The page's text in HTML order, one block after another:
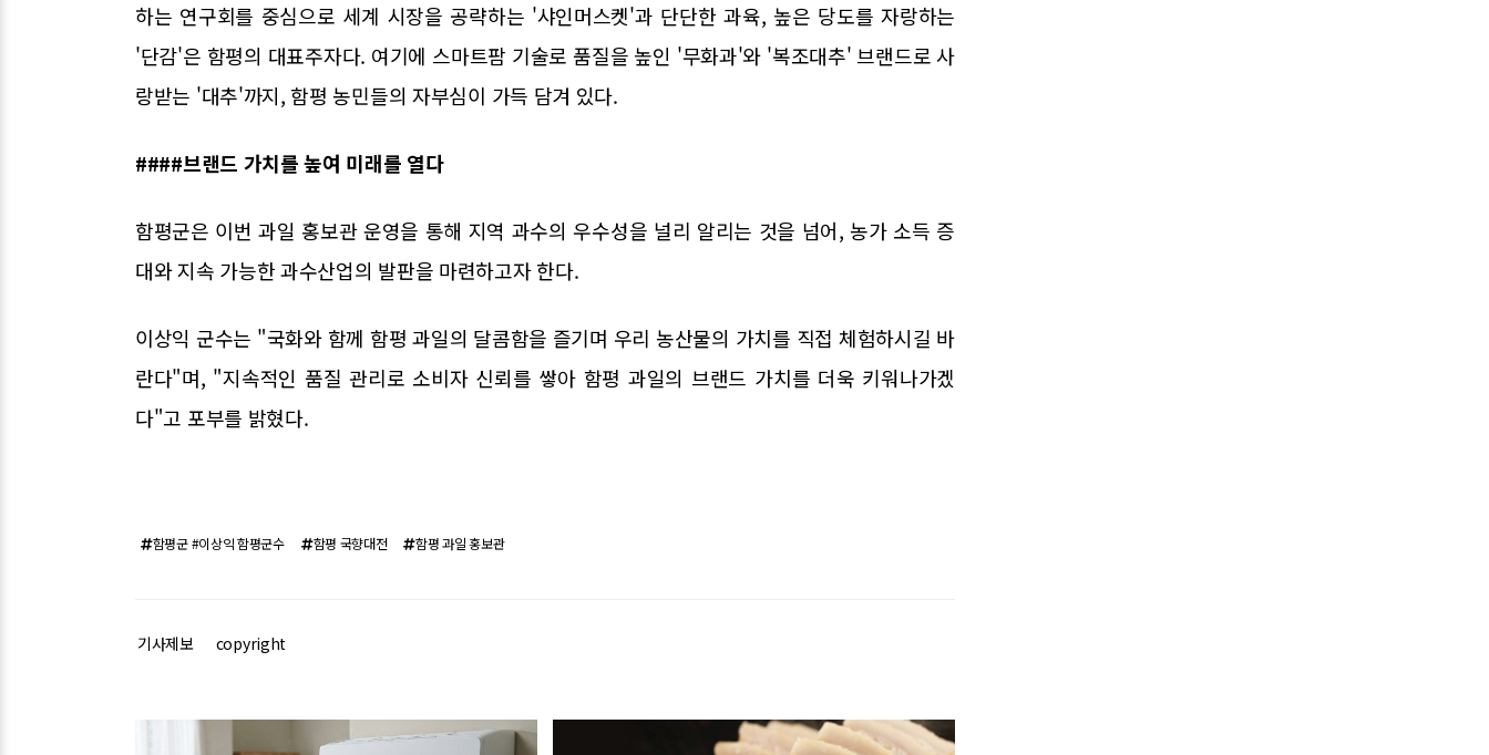
하는 연구회를 중심으로 세계 시장을 공략하는 '샤인머스켓'과 단단한 과육, 높은 당도를 자랑하는
'단감'은 함평의 대표주자다. 여기에 스마트팜 기술로 품질을 높인 '무화과'와 '복조대추' 브랜드로 사
랑받는 '대추'까지, 함평 농민들의 자부심이 가득 담겨 있다.
####브랜드 가치를 높여 미래를 열다
함평군은 이번 과일 홍보관 운영을 통해 지역 과수의 우수성을 널리 알리는 것을 넘어, 농가 소득 증
대와 지속 가능한 과수산업의 발판을 마련하고자 한다.
이상익 군수는 "국화와 함께 함평 과일의 달콤함을 즐기며 우리 농산물의 가치를 직접 체험하시길 바
란다"며, "지속적인 품질 관리로 소비자 신뢰를 쌓아 함평 과일의 브랜드 가치를 더욱 키워나가겠
다"고 포부를 밝혔다.
함평군 #이상익 함평군수 함평 국향대전 함평 과일 홍보관
기사제보 copyright
관련기사